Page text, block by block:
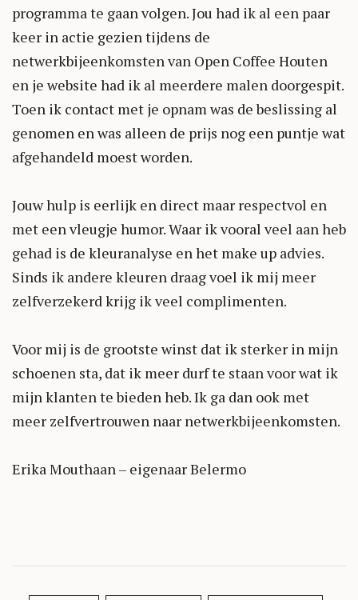
programma te gaan volgen. Jou had ik al een paar
keer in actie gezien tijdens de
netwerkbijeenkomsten van Open Coffee Houten
en je website had ik al meerdere malen doorgespit.
Toen ik contact met je opnam was de beslissing al
genomen en was alleen de prijs nog een puntje wat
afgehandeld moest worden.
Jouw hulp is eerlijk en direct maar respectvol en
met een vleugje humor. Waar ik vooral veel aan heb
gehad is de kleuranalyse en het make up advies.
Sinds ik andere kleuren draag voel ik mij meer
zelfverzekerd krijg ik veel complimenten.
Voor mij is de grootste winst dat ik sterker in mijn
schoenen sta, dat ik meer durf te staan voor wat ik
mijn klanten te bieden heb. Ik ga dan ook met
meer zelfvertrouwen naar netwerkbijeenkomsten.
Erika Mouthaan – eigenaar Belermo